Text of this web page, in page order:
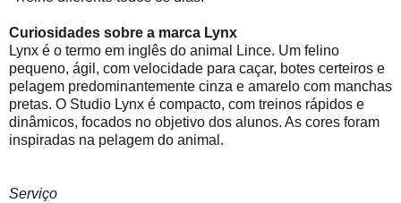
Curiosidades sobre a marca Lynx
Lynx é o termo em inglês do animal Lince. Um felino
pequeno, ágil, com velocidade para caçar, botes certeiros e
pelagem predominantemente cinza e amarelo com manchas
pretas. O Studio Lynx é compacto, com treinos rápidos e
dinâmicos, focados no objetivo dos alunos. As cores foram
inspiradas na pelagem do animal.
Serviço